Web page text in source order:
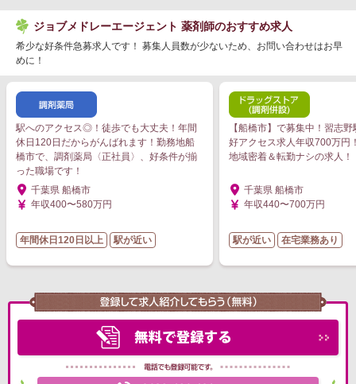
ジョブメドレーエージェント 薬剤師のおすすめ求人
希少な好条件急募求人です！ 募集人員数が少ないため、お問い合わせはお早
めに！
駅へのアクセス◎！徒歩でも大丈夫！年間
休日120日だからがんばれます！勤務地船
橋市で、調剤薬局〈正社員〉、好条件が揃
った職場です！
千葉県 船橋市
年収400〜580万円
年間休日120日以上 駅が近い
【船橋市】で募集中！習志
好アクセス求人年収700万円
地域密着＆転勤ナシの求人！
千葉県 船橋市
年収440〜700万円
駅が近い 在宅業務あり